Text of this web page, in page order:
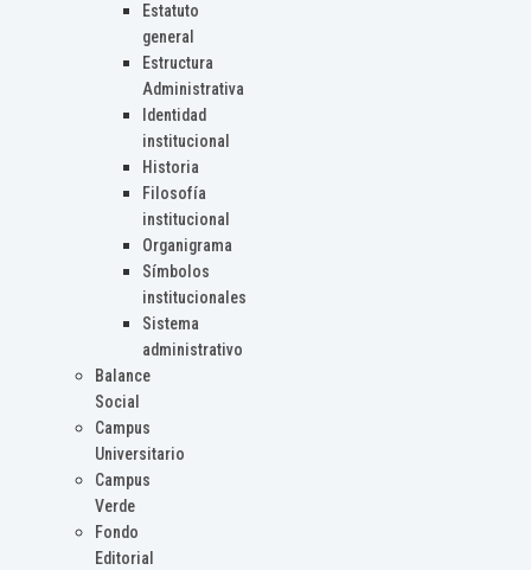
Estatuto
general
Estructura
Administrativa
Identidad
institucional
Historia
Filosofía
institucional
Organigrama
Símbolos
institucionales
Sistema
administrativo
Balance
Social
Campus
Universitario
Campus
Verde
Fondo
Editorial